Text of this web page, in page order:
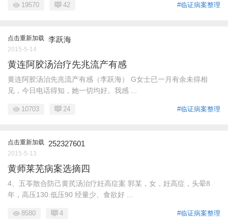
#临证病案整理
19570 42
点击重新加载 李跃海
2015-5-14
黄连阿胶汤治疗先兆流产有感
黄连阿胶汤治先兆流产有感（李跃海） G女士已一月有余未得相
见，今日电话得知，她一切均好。我感 ...
#临证病案整理
10703 24
点击重新加载 252327601
2015-5-13
黄师莱芜病案选摘四
4、五苓散合防己黄芪汤治疗妊高症案 郭某，女，妊高症，头晕8
年，高压130.低压90 经量少、食欲好 ...
#临证病案整理
8580 4